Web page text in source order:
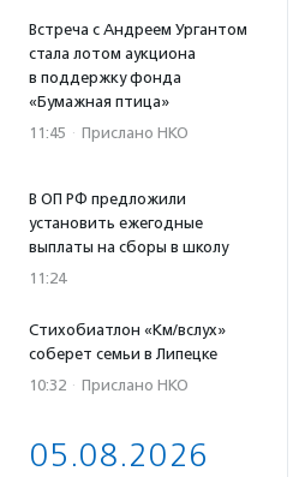
Встреча с Андреем Ургантом
стала лотом аукциона
в поддержку фонда
«Бумажная птица»
11:45 · Прислано НКО
В ОП РФ предложили
установить ежегодные
выплаты на сборы в школу
11:24
Стихобиатлон «Км/вслух»
соберет семьи в Липецке
10:32 · Прислано НКО
05.08.2026